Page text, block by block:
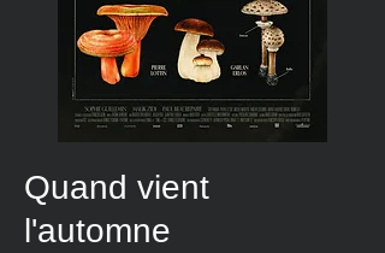
Quand vient
l'automne